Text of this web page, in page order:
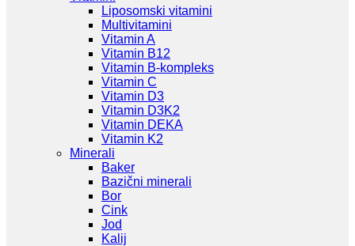
Liposomski vitamini
Multivitamini
Vitamin A
Vitamin B12
Vitamin B-kompleks
Vitamin C
Vitamin D3
Vitamin D3K2
Vitamin DEKA
Vitamin K2
Minerali
Baker
Bazični minerali
Bor
Cink
Jod
Kalij